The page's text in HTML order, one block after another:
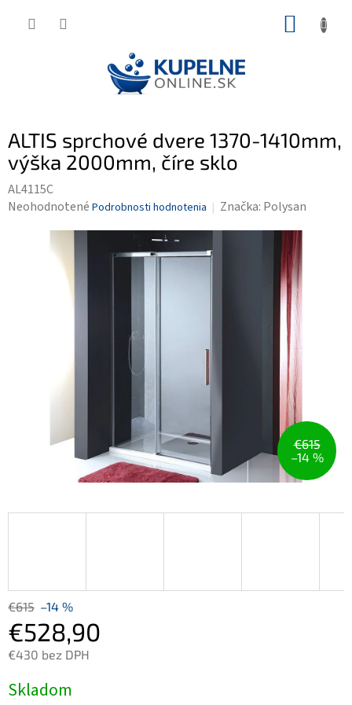
ALTIS sprchové dvere 1370-1410mm,
výška 2000mm, číre sklo
AL4115C
Priemerné
Neohodnotené Podrobnosti hodnotenia Značka: Polysan
€615
–14 %
€615 –14 %
€528,90
€430 bez DPH
cena:
Skladom